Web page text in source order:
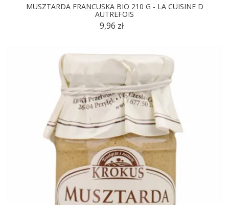
MUSZTARDA FRANCUSKA BIO 210 G - LA CUISINE D
AUTREFOIS
9,96 zł